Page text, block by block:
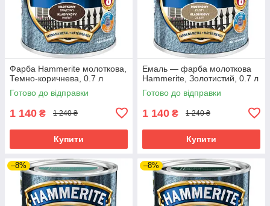
Фарба Hammerite молоткова,
Темно-коричнева, 0.7 л
Готово до відправки
1 140 ₴ 1 240 ₴
Купити
Емаль — фарба молоткова
Hammerite, Золотистий, 0.7 л
Готово до відправки
1 140 ₴ 1 240 ₴
Купити
–8% –8%